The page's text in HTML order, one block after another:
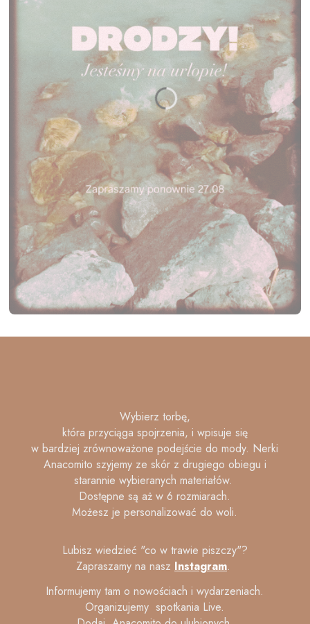
Wybierz torbę,
która przyciąga spojrzenia, i wpisuje się
w bardziej zrównoważone podejście do mody. Nerki
Anacomito szyjemy ze skór z drugiego obiegu i
starannie wybieranych materiałów.
Dostępne są aż w 6 rozmiarach.
Możesz je personalizować do woli.
Lubisz wiedzieć "co w trawie piszczy"?
Zapraszamy na nasz Instagram.
Informujemy tam o nowościach i wydarzeniach.
Organizujemy spotkania Live.